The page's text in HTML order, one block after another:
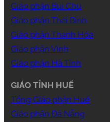
Giáo phận Bùi Chu
Giáo phận Thái Bình
Giáo phận Thanh Hóa
Giáo phận Vinh
Giáo phận Hà Tĩnh
GIÁO TỈNH HUẾ
Tổng Giáo phận Huế
Giáo phận Đà Nẵng